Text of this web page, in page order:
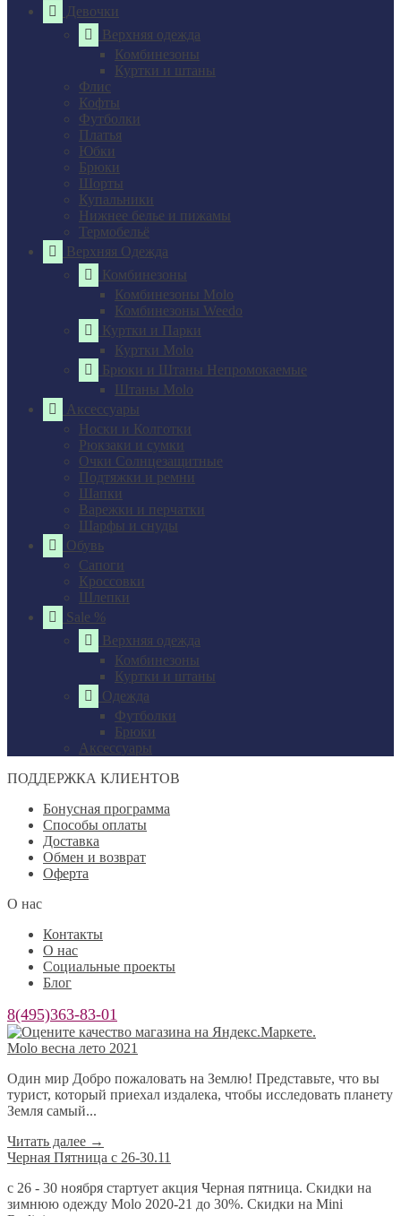
Девочки
Верхняя одежда
Комбинезоны
Куртки и штаны
Флис
Кофты
Футболки
Платья
Юбки
Брюки
Шорты
Купальники
Нижнее белье и пижамы
Термобельё
Верхняя Одежда
Комбинезоны
Комбинезоны Molo
Комбинезоны Weedo
Куртки и Парки
Куртки Molo
Брюки и Штаны Непромокаемые
Штаны Molo
Аксессуары
Носки и Колготки
Рюкзаки и сумки
Очки Солнцезащитные
Подтяжки и ремни
Шапки
Варежки и перчатки
Шарфы и снуды
Обувь
Сапоги
Кроссовки
Шлепки
Sale %
Верхняя одежда
Комбинезоны
Куртки и штаны
Одежда
Футболки
Брюки
Аксессуары
ПОДДЕРЖКА КЛИЕНТОВ
Бонусная программа
Способы оплаты
Доставка
Обмен и возврат
Оферта
О нас
Контакты
О нас
Социальные проекты
Блог
8(495)363-83-01
Molo весна лето 2021
Один мир Добро пожаловать на Землю! Представьте, что вы
турист, который приехал издалека, чтобы исследовать планету
Земля самый...
Читать далее →
Черная Пятница с 26-30.11
с 26 - 30 ноября стартует акция Черная пятница. Скидки на
зимнюю одежду Molo 2020-21 до 30%. Скидки на Mini